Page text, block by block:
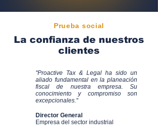
Prueba social
La confianza de nuestros
clientes
"Proactive Tax & Legal ha sido un
aliado fundamental en la planeación
fiscal de nuestra empresa. Su
conocimiento y compromiso son
excepcionales."
Director General
Empresa del sector industrial